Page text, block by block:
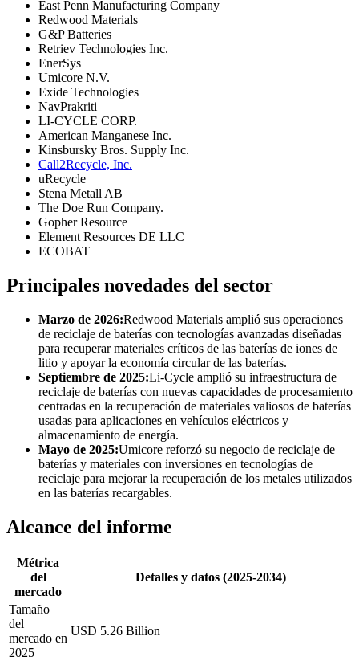
East Penn Manufacturing Company
Redwood Materials
G&P Batteries
Retriev Technologies Inc.
EnerSys
Umicore N.V.
Exide Technologies
NavPrakriti
LI-CYCLE CORP.
American Manganese Inc.
Kinsbursky Bros. Supply Inc.
Call2Recycle, Inc.
uRecycle
Stena Metall AB
The Doe Run Company.
Gopher Resource
Element Resources DE LLC
ECOBAT
Principales novedades del sector
Marzo de 2026:Redwood Materials amplió sus operaciones
de reciclaje de baterías con tecnologías avanzadas diseñadas
para recuperar materiales críticos de las baterías de iones de
litio y apoyar la economía circular de las baterías.
Septiembre de 2025:Li-Cycle amplió su infraestructura de
reciclaje de baterías con nuevas capacidades de procesamiento
centradas en la recuperación de materiales valiosos de baterías
usadas para aplicaciones en vehículos eléctricos y
almacenamiento de energía.
Mayo de 2025:Umicore reforzó su negocio de reciclaje de
baterías y materiales con inversiones en tecnologías de
reciclaje para mejorar la recuperación de los metales utilizados
en las baterías recargables.
Alcance del informe
Métrica
del
mercado
Detalles y datos (2025-2034)
Tamaño
del
mercado en
2025
USD 5.26 Billion